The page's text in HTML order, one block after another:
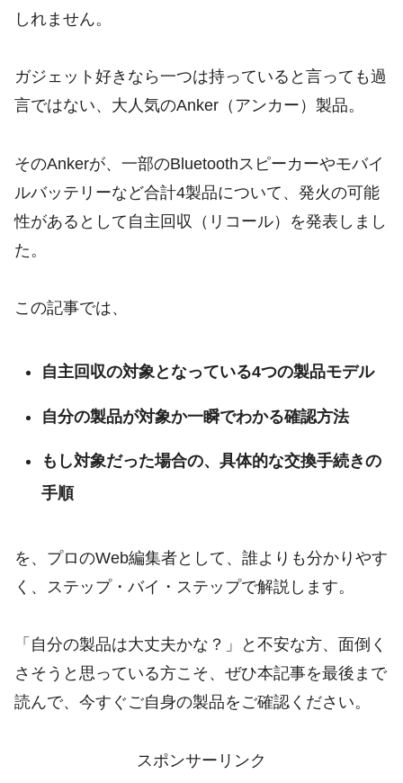
しれません。
ガジェット好きなら一つは持っていると言っても過
言ではない、大人気のAnker（アンカー）製品。
そのAnkerが、一部のBluetoothスピーカーやモバイ
ルバッテリーなど合計4製品について、発火の可能
性があるとして自主回収（リコール）を発表しまし
た。
この記事では、
自主回収の対象となっている4つの製品モデル
自分の製品が対象か一瞬でわかる確認方法
もし対象だった場合の、具体的な交換手続きの
手順
を、プロのWeb編集者として、誰よりも分かりやす
く、ステップ・バイ・ステップで解説します。
「自分の製品は大丈夫かな？」と不安な方、面倒く
さそうと思っている方こそ、ぜひ本記事を最後まで
読んで、今すぐご自身の製品をご確認ください。
スポンサーリンク